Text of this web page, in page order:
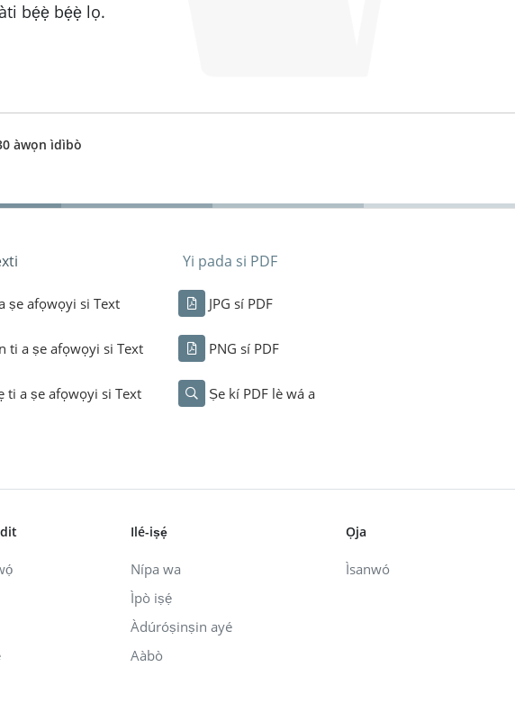
bẹ́ẹ̀ bẹ́ẹ̀ lọ.
àwọn ìdìbò
ṣe afọwọyi si Text
ti a ṣe afọwọyi si Text
ti a ṣe afọwọyi si Text
Yi pada si PDF
JPG sí PDF
PNG sí PDF
Ṣe kí PDF lè wá a
Ilé-iṣẹ́
Nípa wa
Ìpò iṣẹ́
Àdúróṣinṣin ayé
Aàbò
Ọja
Ìsanwó